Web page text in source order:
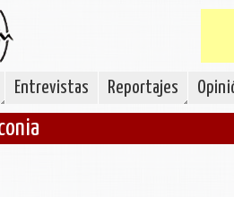
Entrevistas Reportajes